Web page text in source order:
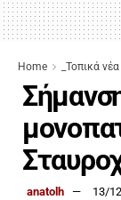
Home _Τοπικά νέα
anatolh 13/